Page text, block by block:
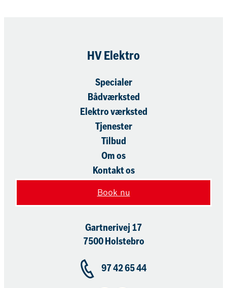
HV Elektro
Specialer
Bådværksted
Elektro værksted
Tjenester
Tilbud
Om os
Kontakt os
Book nu
Gartnerivej 17
7500 Holstebro
97 42 65 44